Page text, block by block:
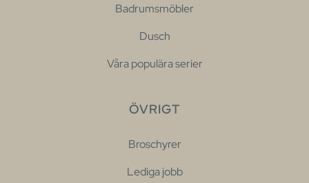
Badrumsmöbler
Dusch
Våra populära serier
ÖVRIGT
Broschyrer
Lediga jobb